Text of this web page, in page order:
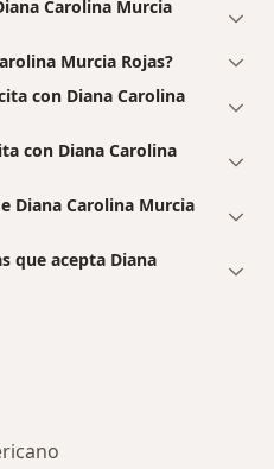
Carolina Murcia
Murcia Rojas?
con Diana Carolina
con Diana Carolina
Diana Carolina Murcia
que acepta Diana